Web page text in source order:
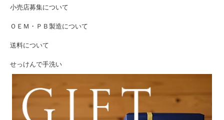
小売店募集について
ＯＥＭ・ＰＢ製造について
送料について
せっけんで手洗い